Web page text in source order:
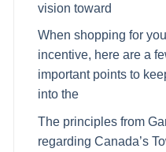
vision toward
When shopping for
incentive, here are a
important points to
into the
The principles from
regarding Canada’s